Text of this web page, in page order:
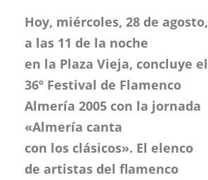
Hoy, miércoles, 28 de agosto,
a las 11 de la noche
en la Plaza Vieja, concluye el
36º Festival de Flamenco
Almería 2005 con la jornada
«Almería canta
con los clásicos». El elenco
de artistas del flamenco